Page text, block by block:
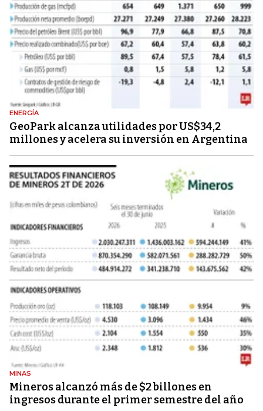
ENERGÍA
GeoPark alcanza utilidades por US$34,2
millones y acelera su inversión en Argentina
MINAS
Mineros alcanzó más de $2 billones en
ingresos durante el primer semestre del año